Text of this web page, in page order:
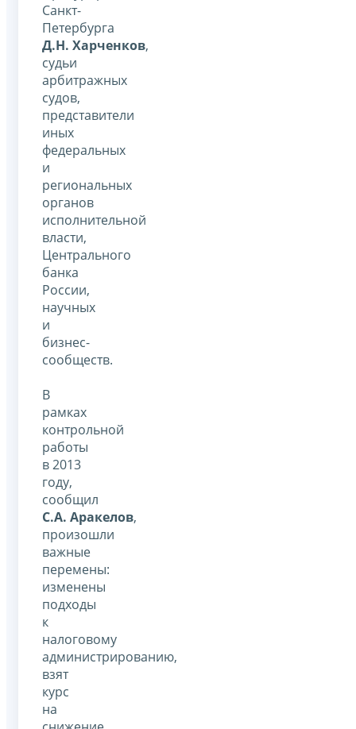
Санкт-
Петербурга
Д.Н. Харченков,
судьи
арбитражных
судов,
представители
иных
федеральных
и
региональных
органов
исполнительной
власти,
Центрального
банка
России,
научных
и
бизнес-
сообществ.
В
рамках
контрольной
работы
в 2013
году,
сообщил
С.А. Аракелов,
произошли
важные
перемены:
изменены
подходы
к
налоговому
администрированию,
взят
курс
на